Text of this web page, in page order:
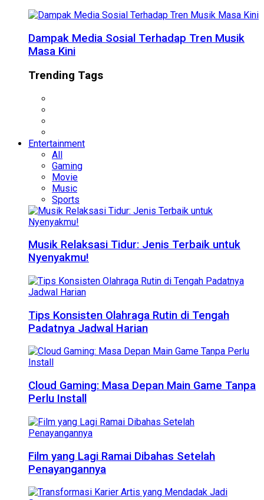
Dampak Media Sosial Terhadap Tren Musik
Masa Kini
Trending Tags
Entertainment
All
Gaming
Movie
Music
Sports
Musik Relaksasi Tidur: Jenis Terbaik untuk
Nyenyakmu!
Tips Konsisten Olahraga Rutin di Tengah
Padatnya Jadwal Harian
Cloud Gaming: Masa Depan Main Game Tanpa
Perlu Install
Film yang Lagi Ramai Dibahas Setelah
Penayangannya